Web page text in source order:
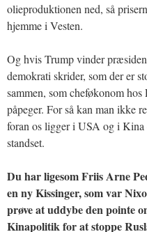
olieproduktionen ned, så
hjemme i Vesten.
Og hvis Trump vinder
demokrati skrider, som der er
sammen, som cheføkonom
påpeger. For så kan man ikke
foran os ligger i USA og i Kina
standset.
Du har ligesom Friis Arne
en ny Kissinger, som var
prøve at uddybe den pointe
Kinapolitik for at stoppe